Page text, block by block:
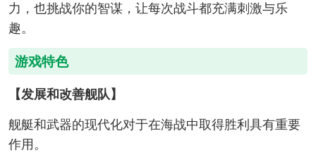
力，也挑战你的智谋，让每次战斗都充满刺激与乐
趣。
游戏特色
【发展和改善舰队】
舰艇和武器的现代化对于在海战中取得胜利具有重要
作用。